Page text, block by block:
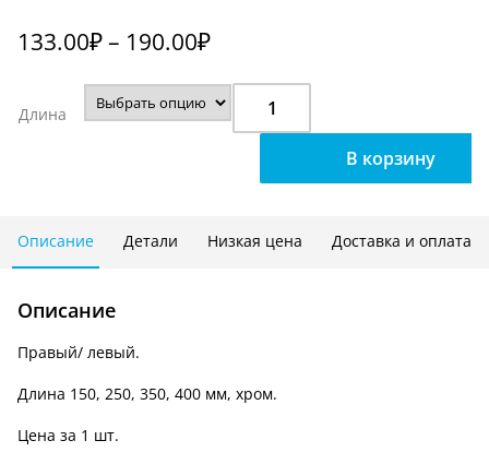
133.00₽– 190.00₽
Длина
Кронштейн
для
левый/
202
В корзину
Описание Детали Низкая цена Доставка и оплата
Описание
Правый/ левый.
Длина 150, 250, 350, 400 мм, хром.
Цена за 1 шт.